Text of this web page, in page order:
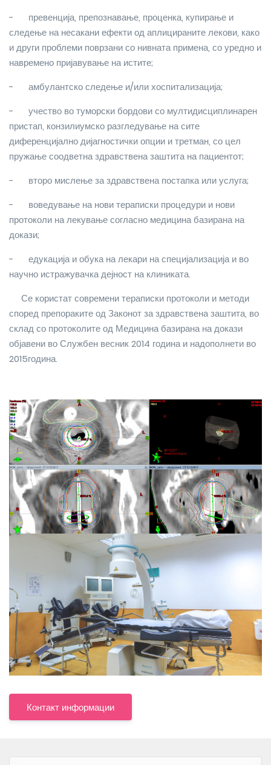
-
превенција, препознавање, проценка, купирање и
следење на несакани ефекти од аплицираните лекови, како
и други проблеми поврзани со нивната примена, со уредно и
навремено пријавување на истите;
-
амбулантско следење и/или хоспитализација;
-
учество во туморски бордови со мултидисциплинарен
пристап, конзилиумско разгледување на сите
диференцијално дијагностички опции и третман, со цел
пружање соодветна здравствена заштита на пациентот;
-
второ мислење за здравствена постапка или услуга;
-
воведување на нови тераписки процедури и нови
протоколи на лекување согласно медицина базирана на
докази;
-
едукација и обука на лекари на специјализација и во
научно истражувачка дејност на клиниката.
Се користат современи тераписки протоколи и методи
според препораките од Законот за здравствена заштита, во
склад со протоколите од Медицина базирана на докази
објавени во Службен весник 2014 година и надополнети во
2015година.
Контакт информации